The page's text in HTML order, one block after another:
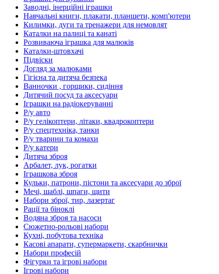
Заводні, інерційні іграшки
Навчальні книги, плакати, планшети, комп'ютери
Килимки, дуги та тренажери для немовлят
Каталки на палиці та канаті
Розвиваюча іграшка для малюків
Каталки-штовхачі
Підвіски
Догляд за малюками
Гігієна та дитяча безпека
Ванночки , горщики, сидіння
Дитячий посуд та аксесуари
Іграшки на радіокеруванні
Р/у авто
Р/у гелікоптери, літаки, квадрокоптери
Р/у спецтехніка, танки
Р/у тварини та комахи
Р/у катери
Дитяча зброя
Арбалет, лук, рогатки
Іграшкова зброя
Кульки, патрони, пістони та аксесуари до зброї
Мечі, шаблі, шпаги, щити
Набори зброї, тир, лазертаг
Рації та біноклі
Водяна зброя та насоси
Сюжетно-рольові набори
Кухні, побутова техніка
Касові апарати, супермаркети, скарбнички
Набори професій
Фігурки та ігрові набори
Ігрові набори